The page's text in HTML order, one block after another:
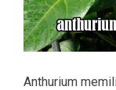
Anthurium